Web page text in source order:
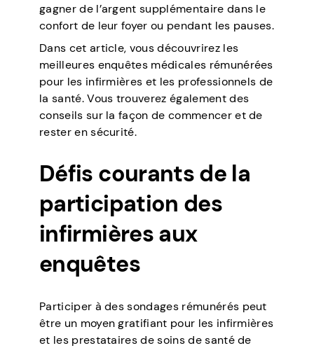
gagner de l’argent supplémentaire dans le
confort de leur foyer ou pendant les pauses.
Dans cet article, vous découvrirez les
meilleures enquêtes médicales rémunérées
pour les infirmières et les professionnels de
la santé. Vous trouverez également des
conseils sur la façon de commencer et de
rester en sécurité.
Défis courants de la
participation des
infirmières aux
enquêtes
Participer à des sondages rémunérés peut
être un moyen gratifiant pour les infirmières
et les prestataires de soins de santé de